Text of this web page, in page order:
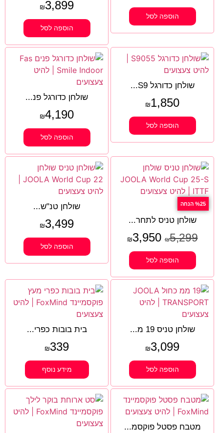
הוספה לסל
₪3,899
הוספה לסל
שולחן כדורגל S9...
₪1,850
הוספה לסל
שולחן כדורגל פנ...
₪4,190
הוספה לסל
%25 הנחה
שולחן טניס לתחר...
₪5,299
₪3,950
הוספה לסל
שולחן טנ"ש...
₪3,499
הוספה לסל
שולחן טניס 19 מ...
₪3,099
הוספה לסל
בית בובות כפרי...
₪339
מידע נוסף
מטבח פסטל פוקסמ...